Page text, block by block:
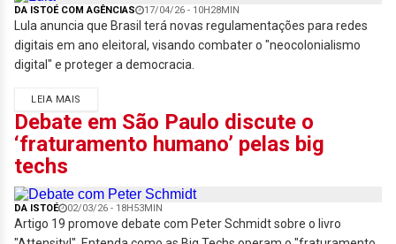
DA ISTOÉ COM AGÊNCIAS 17/04/26 - 10H28MIN
Lula anuncia que Brasil terá novas regulamentações para redes
digitais em ano eleitoral, visando combater o "neocolonialismo
digital" e proteger a democracia.
LEIA MAIS
Debate em São Paulo discute o
‘fraturamento humano’ pelas big
techs
DA ISTOÉ 02/03/26 - 18H53MIN
Artigo 19 promove debate com Peter Schmidt sobre o livro